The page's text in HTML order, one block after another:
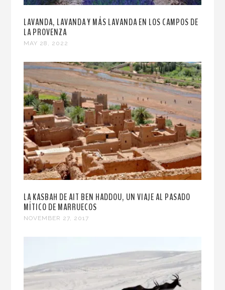
LAVANDA, LAVANDA Y MÁS LAVANDA EN LOS CAMPOS DE
LA PROVENZA
MAY 28, 2022
LA KASBAH DE AIT BEN HADDOU, UN VIAJE AL PASADO
MÍTICO DE MARRUECOS
NOVEMBER 27, 2017